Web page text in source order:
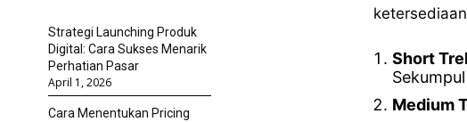
Strategi Launching Produk
Digital: Cara Sukses Menarik
Perhatian Pasar
April 1, 2026
Cara Menentukan Pricing
Short
Medium